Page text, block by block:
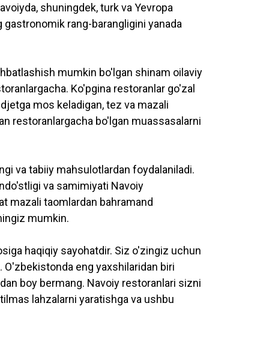
shuningdek, turk va Yevropa
rang-barangligini yanada
mumkin bo'lgan shinam oilaviy
Ko'pgina restoranlar go'zal
mos keladigan, tez va mazali
restoranlargacha bo'lgan muassasalarni
va tabiiy mahsulotlardan foydalaniladi.
va samimiyati Navoiy
mazali taomlardan bahramand
mumkin.
haqiqiy sayohatdir. Siz o'zingiz uchun
eng yaxshilaridan biri
boy bermang. Navoiy restoranlari sizni
lahzalarni yaratishga va ushbu